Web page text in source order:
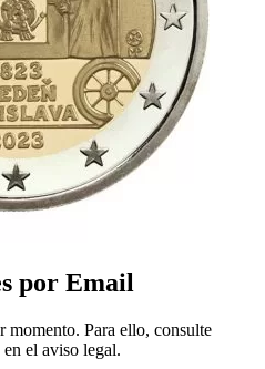
por Email
momento. Para ello, consulte
el aviso legal.